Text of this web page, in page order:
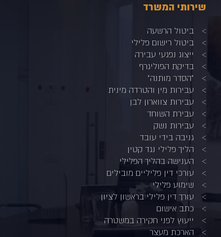
שירותי המשרד
ביטול הרשעה
ביטול רישום פלילי
ייצוג נפגעי עבירה
בדיקת הפוליגרף
"הסדר מותנה"
עבירות מין והטרדה מינית
עבירות צווארון לבן
עבירת השוחד
עבירות נשק
גניבה בידי עובד
הליך פלילי נגד קטין
הענישה בהליך הפלילי
עורכי דין פליליים מובילים
שימוע פלילי
עורך דין פלילי בראשון לציון
כתב אישום
ייעוץ לפני חקירה במשטרה
הארכת מעצר